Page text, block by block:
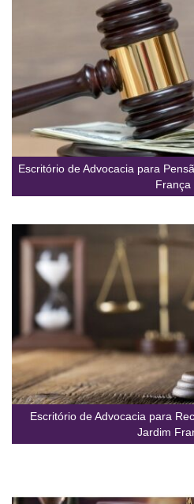
Escritório de Advocacia para
França
Escritório de Advocacia para
Jardim